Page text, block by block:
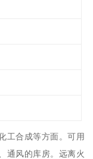
工合成等方面。可用
通风的库房。远离火